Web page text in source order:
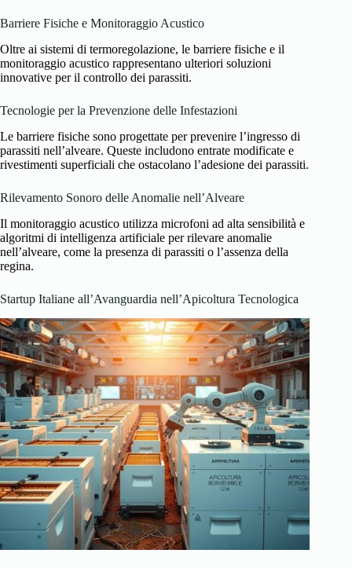
Barriere Fisiche e Monitoraggio Acustico
Oltre ai sistemi di termoregolazione, le barriere fisiche e il
monitoraggio acustico rappresentano ulteriori soluzioni
innovative per il controllo dei parassiti.
Tecnologie per la Prevenzione delle Infestazioni
Le barriere fisiche sono progettate per prevenire l’ingresso di
parassiti nell’alveare. Queste includono entrate modificate e
rivestimenti superficiali che ostacolano l’adesione dei parassiti.
Rilevamento Sonoro delle Anomalie nell’Alveare
Il monitoraggio acustico utilizza microfoni ad alta sensibilità e
algoritmi di intelligenza artificiale per rilevare anomalie
nell’alveare, come la presenza di parassiti o l’assenza della
regina.
Startup Italiane all’Avanguardia nell’Apicoltura Tecnologica